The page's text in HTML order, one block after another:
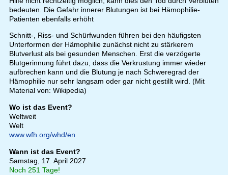
bedeuten. Die Gefahr innerer Blutungen ist bei Hämophilie-
Patienten ebenfalls erhöht
Schnitt-, Riss- und Schürfwunden führen bei den häufigsten
Unterformen der Hämophilie zunächst nicht zu stärkerem
Blutverlust als bei gesunden Menschen. Erst die verzögerte
Blutgerinnung führt dazu, dass die Verkrustung immer wieder
aufbrechen kann und die Blutung je nach Schweregrad der
Hämophilie nur sehr langsam oder gar nicht gestillt wird. (Mit
Material von: Wikipedia)
Wo ist das Event?
Weltweit
Welt
www.wfh.org/whd/en
Wann ist das Event?
Samstag, 17. April 2027
Noch 251 Tage!